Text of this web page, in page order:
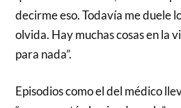
decirme eso. Todavía me duele
olvida. Hay muchas cosas en la
para nada”.
Episodios como el del médico